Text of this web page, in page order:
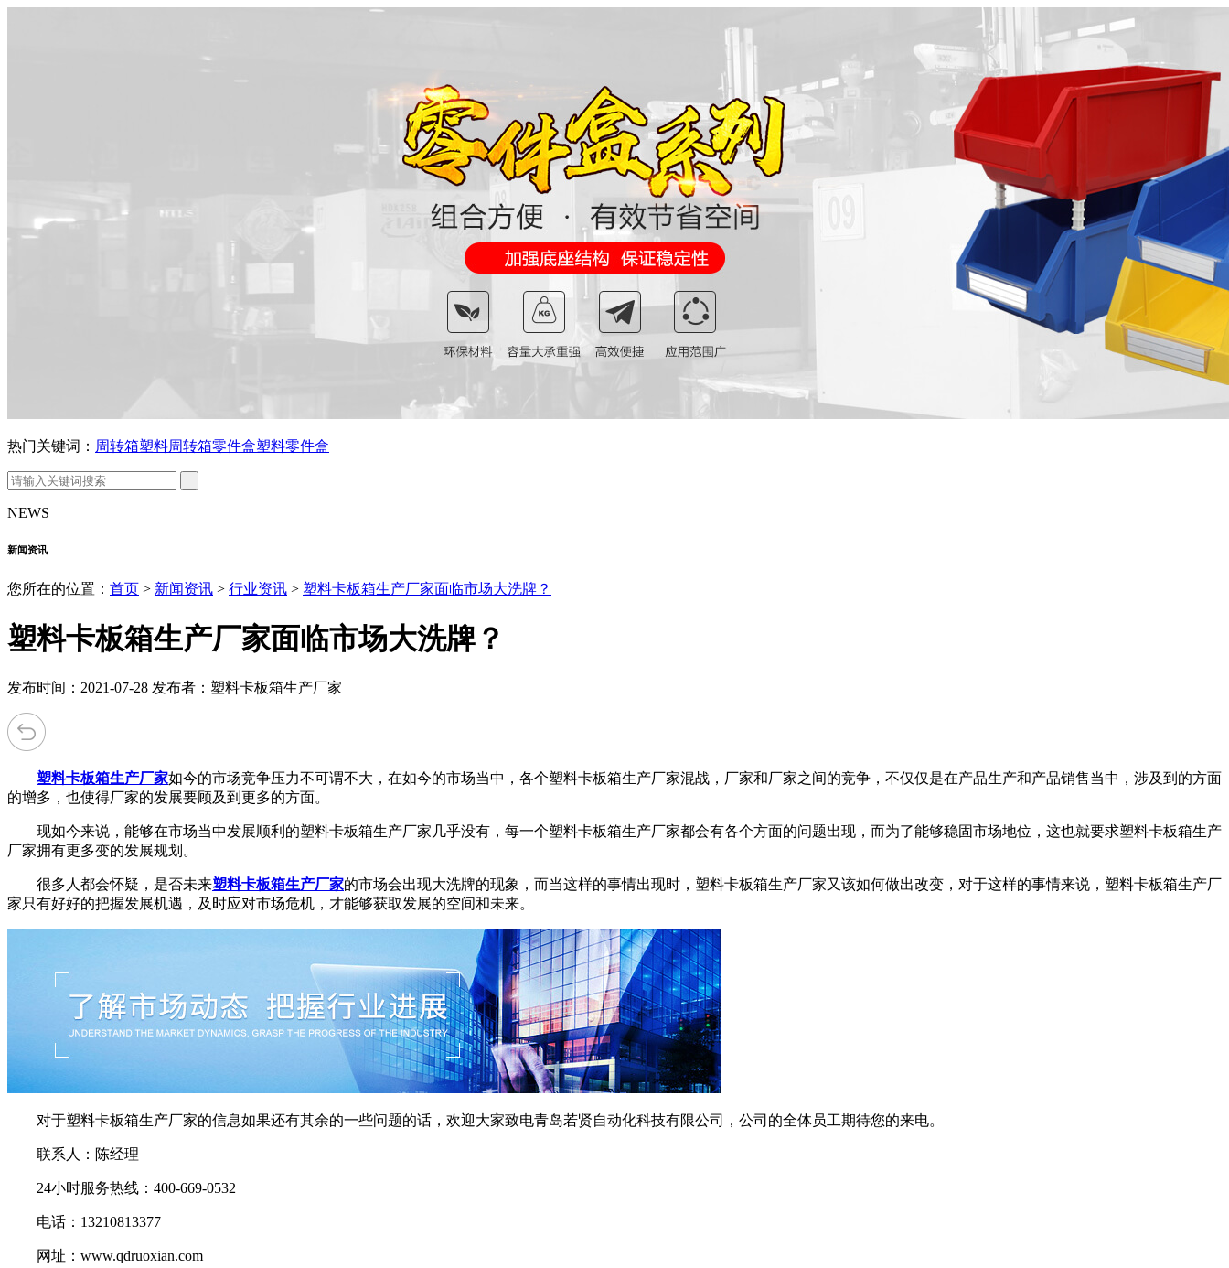
热门关键词： 周转箱塑料周转箱零件盒塑料零件盒
NEWS
新闻资讯
您所在的位置： 首页 > 新闻资讯 > 行业资讯 > 塑料卡板箱生产厂家面临市场大洗牌？
塑料卡板箱生产厂家面临市场大洗牌？
发布时间：2021-07-28 发布者：塑料卡板箱生产厂家
塑料卡板箱生产厂家如今的市场竞争压力不可谓不大，在如今的市场当中，各个塑料卡板箱生产厂家混战，厂家和厂家之间的竞争，不仅仅是在产品生产和产品销售当中，涉及到的方面
的增多，也使得厂家的发展要顾及到更多的方面。
现如今来说，能够在市场当中发展顺利的塑料卡板箱生产厂家几乎没有，每一个塑料卡板箱生产厂家都会有各个方面的问题出现，而为了能够稳固市场地位，这也就要求塑料卡板箱生产
厂家拥有更多变的发展规划。
很多人都会怀疑，是否未来塑料卡板箱生产厂家的市场会出现大洗牌的现象，而当这样的事情出现时，塑料卡板箱生产厂家又该如何做出改变，对于这样的事情来说，塑料卡板箱生产厂
家只有好好的把握发展机遇，及时应对市场危机，才能够获取发展的空间和未来。
对于塑料卡板箱生产厂家的信息如果还有其余的一些问题的话，欢迎大家致电青岛若贤自动化科技有限公司，公司的全体员工期待您的来电。
联系人：陈经理
24小时服务热线：400-669-0532
电话：13210813377
网址：www.qdruoxian.com